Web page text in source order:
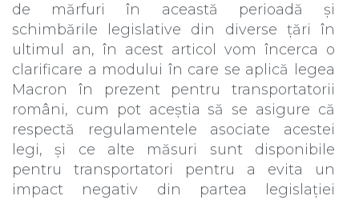
de mărfuri în această perioadă și
schimbările legislative din diverse țări în
ultimul an, în acest articol vom încerca o
clarificare a modului în care se aplică legea
Macron în prezent pentru transportatorii
români, cum pot aceștia să se asigure că
respectă regulamentele asociate acestei
legi, și ce alte măsuri sunt disponibile
pentru transportatori pentru a evita un
impact negativ din partea legislației